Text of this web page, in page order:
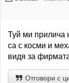
Туй ми прилича
са с косми и
видя за
Отговори с